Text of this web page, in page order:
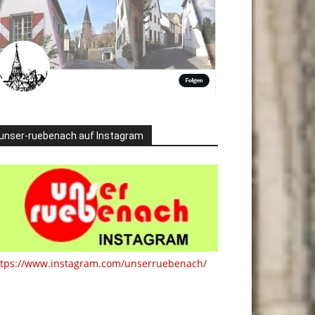
ruebenach auf Instagram
www.instagram.com/unserruebenach/